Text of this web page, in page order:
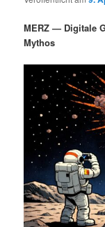
m
r
n
I
n
u
d
r
e
n
n
a
MERZ — Digitale
Mythos